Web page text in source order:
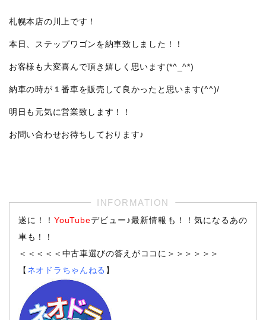
札幌本店の川上です！
本日、ステップワゴンを納車致しました！！
お客様も大変喜んで頂き嬉しく思います(*^_^*)
納車の時が１番車を販売して良かったと思います(^^)/
明日も元気に営業致します！！
お問い合わせお待ちしております♪
遂に！！YouTubeデビュー♪最新情報も！！気になるあの
車も！！
＜＜＜＜＜中古車選びの答えがココに＞＞＞＞＞＞
【 ネオドラちゃんねる 】